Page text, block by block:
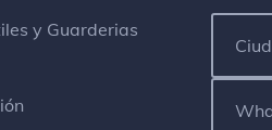
y Guarderias